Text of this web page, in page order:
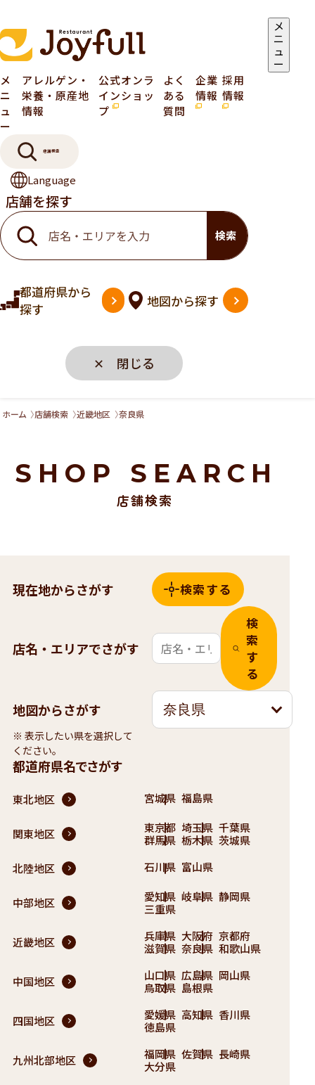
メ
ニ
ュ
ー
メ
ニ
ュ
ー
アレルゲン・
栄養・原産地
情報
公式オンラ
インショッ
プ
よく
ある
質問
企業
情報
採用
情報
店舗検索
Language
店舗を探す
検索
都道府県から
探す
地図から探す
✕ 閉じる
ホーム 店舗検索 近畿地区 奈良県
SHOP SEARCH
店舗検索
現在地からさがす 検索する
店名・エリアでさがす
検
索
す
る
地図からさがす 奈良県
※ 表示したい県を選択して
ください。
都道府県名でさがす
東北地区 宮城県 福島県
関東地区 東京都 埼玉県 千葉県
群馬県 栃木県 茨城県
北陸地区
石川県 富山県
中部地区 愛知県 岐阜県 静岡県
三重県
近畿地区 兵庫県 大阪府 京都府
滋賀県 奈良県 和歌山県
中国地区 山口県 広島県 岡山県
鳥取県 島根県
四国地区 愛媛県 高知県 香川県
徳島県
九州北部地区 福岡県 佐賀県 長崎県
大分県